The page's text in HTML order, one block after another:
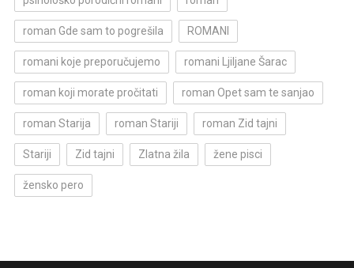
roman Gde sam to pogrešila ROMANI
romani koje preporučujemo romani Ljiljane Šarac
roman koji morate pročitati roman Opet sam te sanjao
roman Starija roman Stariji roman Zid tajni
Stariji Zid tajni Zlatna žila žene pisci
žensko pero